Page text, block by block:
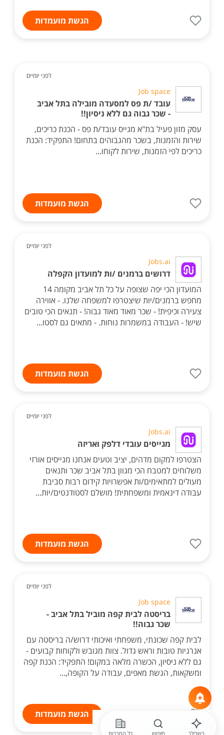
הגשת מועמדות
לפני יומיים
Job space
עובד /ת פס למסעדה מובילה בתל אביב
- שכר גבוה גם ללא ניסיון!!
עסק מזון פעיל בת"א מגייס עובד/ת פס - הכנת כריכים,
שירות והזמנות, בשכר מהגבוהים בתחום! התפקיד: הכנת
כריכים לפי הזמנות, שירות לקוחו...
הגשת מועמדות
לפני יומיים
Jobs.ai
דרושים ברמנים /ות למועדון הקפלה
המועדון הכי יפה שצופה על כל תל אביב מקומה 14
מחפש ברמנים/יות שיצטרפו למשפחה שלנו. - אווירה
צעירה וכיפית! - שכר מאוד מאוד גבוה! - תנאים הכי טובים
שיש! - העבודה במשמרות נוחות. - מתאים גם לסטו...
הגשת מועמדות
לפני יומיים
Jobs.ai
מגייסים עובדי דלפק ואריזה
הצטרפו למקום מדהים, יציב וטעים אנחנו מגייסים אורזי
משלוחים למטבח הכי מגוון בתל אביב שכר ותנאים
מעולים למתאימים/ות אפשרויות קידום רבות סביבת
עבודה דינאמית ומשפחתית! מושלם לסטודנטים/יות...
הגשת מועמדות
לפני יומיים
Job space
בריסטה לבית קפה מוביל בתל אביב -
שכר גבוה!!
לבית קפה שכונתי, משפחתי ואיכותי דרוש/ה בריסטה עם
אנרגיות טובות וראש גדול. צוות מגובש ולקוחות קבועים -
גם ללא ניסיון, הכשרה מלאה במקום! התפקיד: הכנת קפה
ומשקאות, הגשת מאפים, עבודה על הקופה,...
הגשת מועמדות
בשבילך חיפוש כל החברות